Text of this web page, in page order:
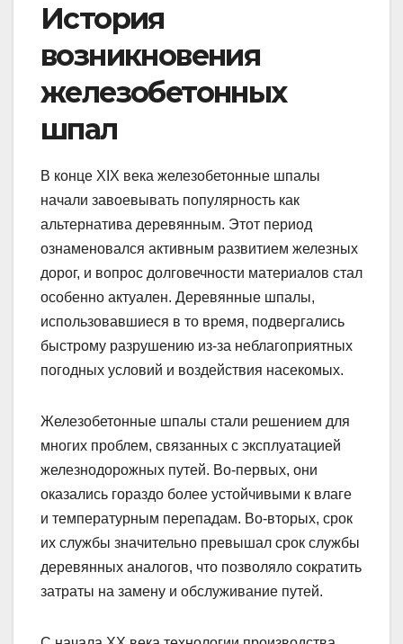
История
возникновения
железобетонных
шпал
В конце XIX века железобетонные шпалы
начали завоевывать популярность как
альтернатива деревянным. Этот период
ознаменовался активным развитием железных
дорог, и вопрос долговечности материалов стал
особенно актуален. Деревянные шпалы,
использовавшиеся в то время, подвергались
быстрому разрушению из-за неблагоприятных
погодных условий и воздействия насекомых.
Железобетонные шпалы стали решением для
многих проблем, связанных с эксплуатацией
железнодорожных путей. Во-первых, они
оказались гораздо более устойчивыми к влаге
и температурным перепадам. Во-вторых, срок
их службы значительно превышал срок службы
деревянных аналогов, что позволяло сократить
затраты на замену и обслуживание путей.